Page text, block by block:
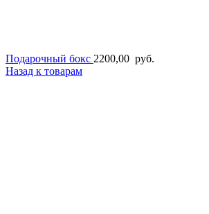
Подарочный бокс 2200,00 руб.
Назад к товарам